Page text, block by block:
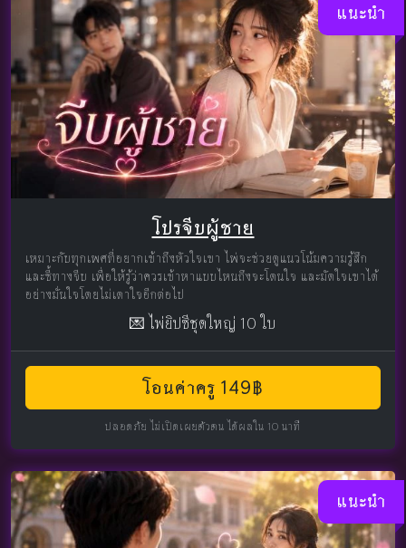
แนะนำ
โปรจีบผู้ชาย
เหมาะกับทุกเพศที่อยากเข้าถึงหัวใจเขา ไพ่จะช่วยดูแนวโน้มความรู้สึก
และชี้ทางจีบ เพื่อให้รู้ว่าควรเข้าหาแบบไหนถึงจะโดนใจ และมัดใจเขาได้
อย่างมั่นใจโดยไม่เดาใจอีกต่อไป
💌 ไพ่ยิปซีชุดใหญ่ 10 ใบ
โอนค่าครู 149฿
ปลอดภัย ไม่เปิดเผยตัวตน ได้ผลใน 10 นาที
แนะนำ